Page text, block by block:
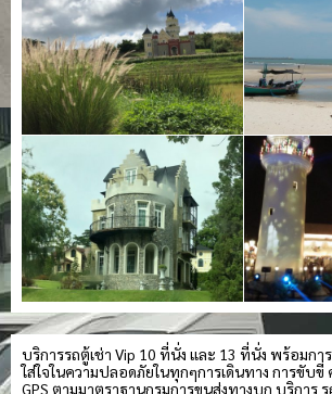
บริการรถตู้เช่า Vip 10 ที่นั่ง และ 13 ที่นั่ง พร้อมก
ใส่ใจในความปลอดภัยในทุกๆการเดินทาง การขับ
GPS ตามมาตราฐานกรมการขนส่งทางบก บริการ